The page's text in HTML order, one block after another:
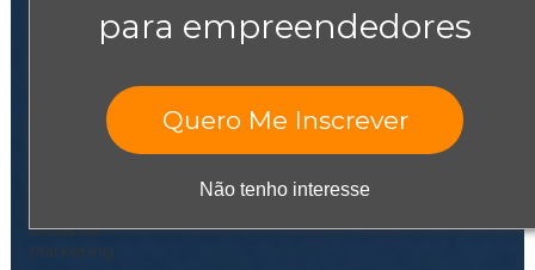
para empreendedores
Quero Me Inscrever
Não tenho interesse
Abrir negócio
Design Gráfico
Dicas de
Marketing